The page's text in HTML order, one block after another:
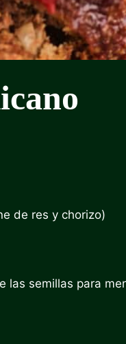
de res y chorizo)
las semillas para